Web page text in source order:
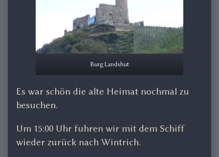
Burg Landshut
Es war schön die alte Heimat nochmal zu
besuchen.
Um 15:00 Uhr fuhren wir mit dem Schiff
wieder zurück nach Wintrich.